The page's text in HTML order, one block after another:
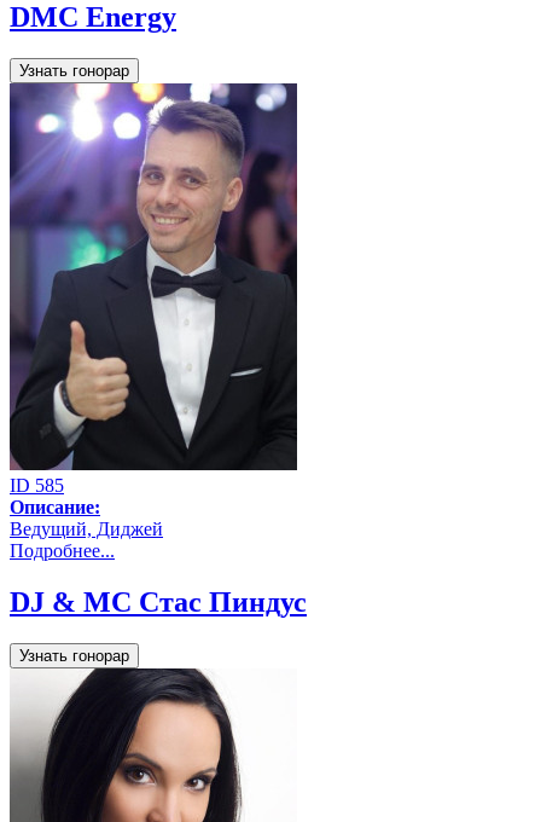
DMC Energy
Узнать гонорар
ID 585
Описание:
Ведущий, Диджей
Подробнее...
DJ & MC Стас Пиндус
Узнать гонорар